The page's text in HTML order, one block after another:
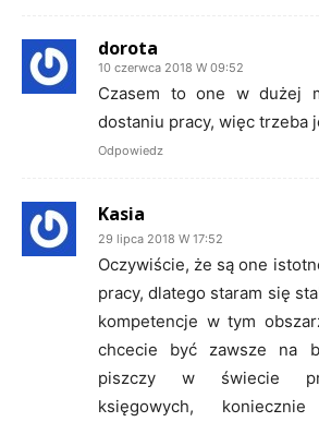
dorota
10 czerwca 2018 W 09:52
Czasem to one w dużej
dostaniu pracy, więc trzeba
Odpowiedz
Kasia
29 lipca 2018 W 17:52
Oczywiście, że są one
pracy, dlatego staram się
kompetencje w tym
chcecie być zawsze na
piszczy w świecie
księgowych,